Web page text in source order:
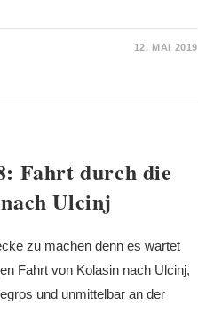
12. MAI 2019
Fahrt durch die
Ulcinj
zu machen denn es wartet
Fahrt von Kolasin nach Ulcinj,
und unmittelbar an der